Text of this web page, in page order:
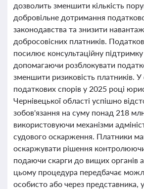
дозволить зменшити кількість
добровільне дотримання
законодавства та знизити
добросовісних платників.
посилює консультаційну підтримку
допомагаючи розблокувати
зменшити ризиковість платників. У
податкових спорів у 2025 році
Чернівецької області успішно
зобов'язання на суму понад 218
використовуючи механізми
судового оскарження. Платники
оскаржувати рішення
подаючи скарги до вищих органів
цьому процедура передбачає
особисто або через представника,